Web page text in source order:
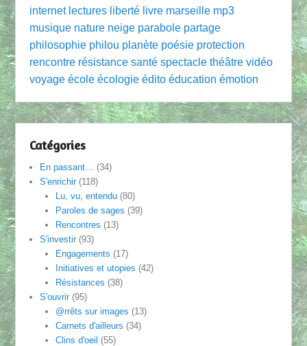
internet lectures liberté livre marseille mp3
musique nature neige parabole partage
philosophie philou planète poésie protection
rencontre résistance santé spectacle théâtre vidéo
voyage école écologie édito éducation émotion
Catégories
En passant…
(34)
S'enrichir(118)
Lu, vu, entendu(80)
Paroles de sages (39)
Rencontres (13)
S'investir(93)
Engagements (17)
Initiatives et utopies (42)
Résistances (38)
S'ouvrir(95)
@rrêts sur images (13)
Carnets d'ailleurs (34)
Clins d'oeil (55)